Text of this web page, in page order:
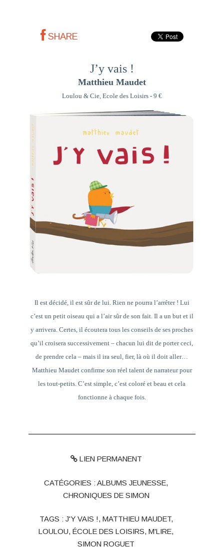
SHARE
J’y vais !
Matthieu Maudet
Loulou & Cie, Ecole des Loisirs - 9 €
Il est décidé, il est sûr de lui. Rien ne pourra l’arrêter ! Lui
c’est un petit oiseau qui a l’air sûr de son fait. Il a un but et il
y arrivera. Certes, il écoutera tous les conseils de ses proches
qu’il croisera successivement – chacun lui dit de porter ceci,
de prendre cela – mais il ira seul, fier, là où il doit aller…
Matthieu Maudet confirme son réel talent de narrateur pour
les tout-petits. C’est simple, c’est coloré et beau et cela
fonctionne à chaque fois.
LIEN PERMANENT
CATÉGORIES :ALBUMS JEUNESSE,
CHRONIQUES DE SIMON
TAGS : J'Y VAIS !, MATTHIEU MAUDET,
LOULOU,ÉCOLE DES LOISIRS,M'LIRE,
SIMON ROGUET